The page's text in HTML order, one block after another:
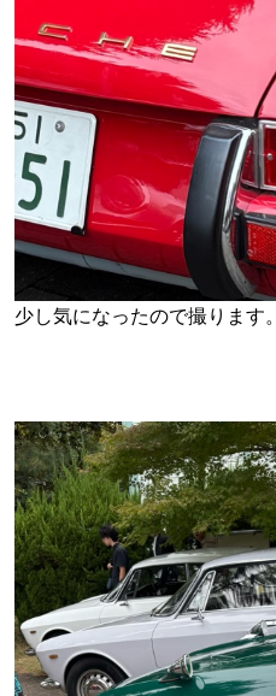
少し気になったので撮ります。